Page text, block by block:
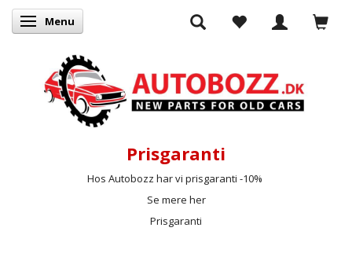
Skifte navigation
Menu
Prisgaranti
Hos Autobozz har vi prisgaranti -10%
Se mere her
Prisgaranti